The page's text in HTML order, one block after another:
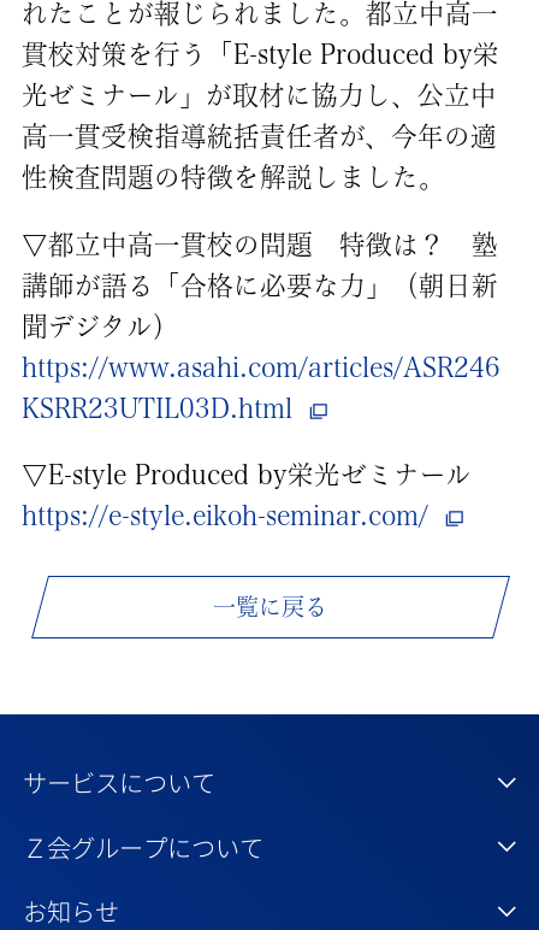
れたことが報じられました。都立中高一
貫校対策を行う「E-style Produced by栄
光ゼミナール」が取材に協力し、公立中
高一貫受検指導統括責任者が、今年の適
性検査問題の特徴を解説しました。
▽都立中高一貫校の問題 特徴は？ 塾
講師が語る「合格に必要な力」（朝日新
聞デジタル）
https://www.asahi.com/articles/ASR246
KSRR23UTIL03D.html
▽E-style Produced by栄光ゼミナール
https://e-style.eikoh-seminar.com/
一覧に戻る
サービスについて
Ｚ会グループについて
お知らせ